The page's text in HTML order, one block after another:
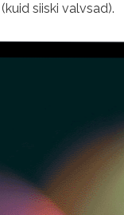
siiski valvsad).